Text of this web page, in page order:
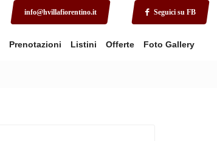
Prenotazioni Listini Offerte Foto Gallery
info@hvillafiorentino.it Seguici su FB